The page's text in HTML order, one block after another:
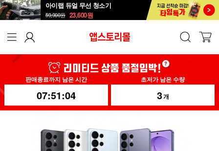
아이랩 듀얼 무선 청소기
59,900원 23,600원
판매종료까지 남은 시간
07:51:03
초저가 남은 수량
3개